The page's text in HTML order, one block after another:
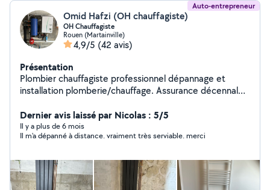
Auto-entrepreneur
Omid Hafzi (OH chauffagiste)
OH Chauffagiste
Rouen (Martainville)
4,9/5 (42 avis)
Présentation
Plombier chauffagiste professionnel dépannage et
installation plomberie/chauffage. Assurance décennale.
Dernier avis laissé par Nicolas : 5/5
Il y a plus de 6 mois
Il m'a dépanné à distance. vraiment très serviable. merci